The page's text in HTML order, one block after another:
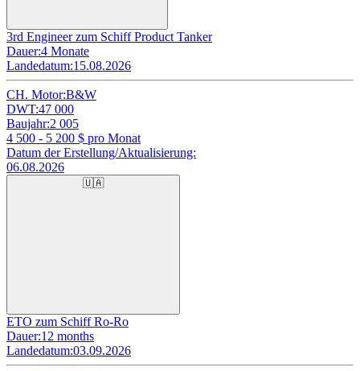
3rd Engineer zum Schiff Product Tanker
Dauer:4 Monate
Landedatum:15.08.2026
CH. Motor:B&W
DWT:47 000
Baujahr:2 005
4 500 - 5 200 $ pro Monat
Datum der Erstellung/Aktualisierung:
06.08.2026
🇺🇦
ETO zum Schiff Ro-Ro
Dauer:12 months
Landedatum:03.09.2026